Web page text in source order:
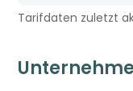
Tarifdaten zuletzt